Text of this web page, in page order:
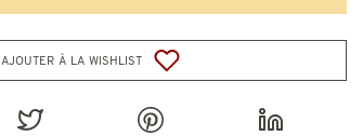
ajouter à la wishlist